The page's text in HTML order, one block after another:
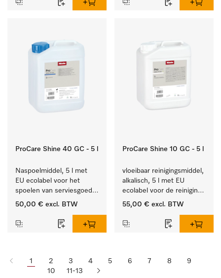
ProCare Shine 40 GC - 5 l
Naspoelmiddel, 5 l met
EU ecolabel voor het
spoelen van serviesgoed,
bestek en glazen.
50,00 € excl. BTW
ProCare Shine 10 GC - 5 l
vloeibaar reinigingsmiddel,
alkalisch, 5 l met EU
ecolabel voor de reiniging
van alledaags vuil op
glazen.
55,00 € excl. BTW
1 2 3 4 5 6 7 8
9
10
11-13